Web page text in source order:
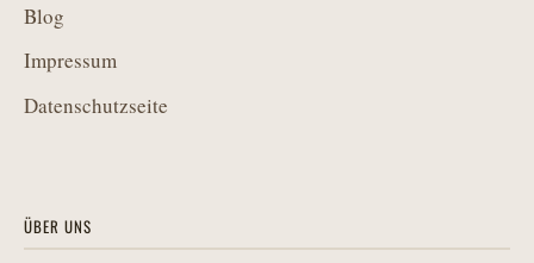
Blog
Impressum
Datenschutzseite
ÜBER UNS